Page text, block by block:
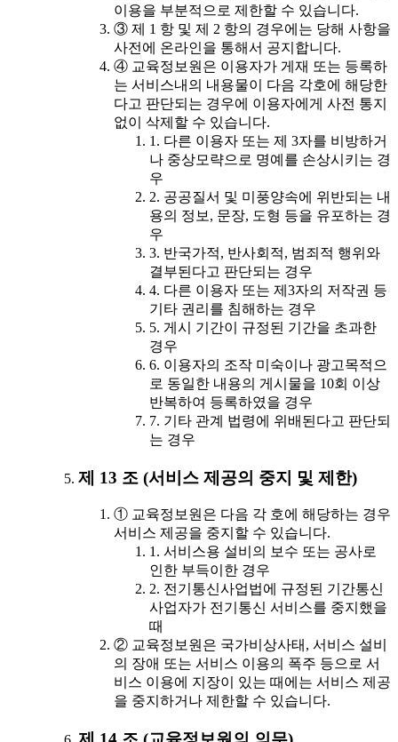
이용을 부분적으로 제한할 수 있습니다.
③ 제 1 항 및 제 2 항의 경우에는 당해 사항을
사전에 온라인을 통해서 공지합니다.
④ 교육정보원은 이용자가 게재 또는 등록하
는 서비스내의 내용물이 다음 각호에 해당한
다고 판단되는 경우에 이용자에게 사전 통지
없이 삭제할 수 있습니다.
1. 다른 이용자 또는 제 3자를 비방하거
나 중상모략으로 명예를 손상시키는 경
우
2. 공공질서 및 미풍양속에 위반되는 내
용의 정보, 문장, 도형 등을 유포하는 경
우
3. 반국가적, 반사회적, 범죄적 행위와
결부된다고 판단되는 경우
4. 다른 이용자 또는 제3자의 저작권 등
기타 권리를 침해하는 경우
5. 게시 기간이 규정된 기간을 초과한
경우
6. 이용자의 조작 미숙이나 광고목적으
로 동일한 내용의 게시물을 10회 이상
반복하여 등록하였을 경우
7. 기타 관계 법령에 위배된다고 판단되
는 경우
제 13 조 (서비스 제공의 중지 및 제한)
① 교육정보원은 다음 각 호에 해당하는 경우
서비스 제공을 중지할 수 있습니다.
1. 서비스용 설비의 보수 또는 공사로
인한 부득이한 경우
2. 전기통신사업법에 규정된 기간통신
사업자가 전기통신 서비스를 중지했을
때
② 교육정보원은 국가비상사태, 서비스 설비
의 장애 또는 서비스 이용의 폭주 등으로 서
비스 이용에 지장이 있는 때에는 서비스 제공
을 중지하거나 제한할 수 있습니다.